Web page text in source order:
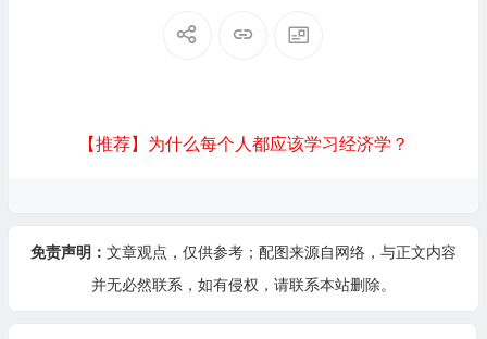
【推荐】为什么每个人都应该学习经济学？
免责声明： 文章观点，仅供参考；配图来源自网络，与正文内容
并无必然联系，如有侵权，请联系本站删除。